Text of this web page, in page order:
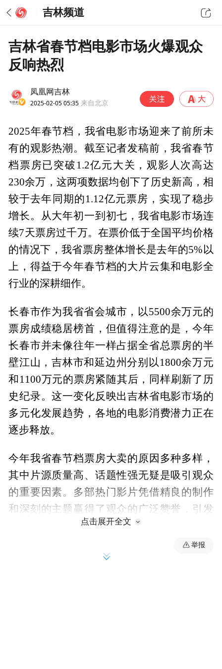
吉林频道
吉林省春节档电影市场火爆观众
反响热烈
凤凰网吉林
2025-02-05 05:35 来自北京
2025年春节档，我省电影市场迎来了前所未
有的观影热潮。截至记者发稿前，我省春节
档票房已突破1.2亿元大关，观影人次高达
230余万，这两项数据均创下了历史新高，相
较于去年同期的1.12亿元票房，实现了稳步
增长。从大年初一到初七，我省电影市场连
续7天票房过千万。在票价低于全国平均价格
的情况下，我省票房整体增长是去年的5%以
上，得益于今年春节档的大片云集和电影全
行业的深耕细作。
长春市作为我省省会城市，以5500余万元的
票房成绩稳居榜首，但值得注意的是，今年
长春市并未像往年一样占据全省总票房的半
壁江山，吉林市和延边州分别以1800余万元
和1100万元的票房紧随其后，同样刷新了历
史纪录。这一变化反映出吉林省电影市场的
多元化发展趋势，各地的电影消费潜力正在
逐步释放。
今年我省春节档票房大卖的原因多种多样，
其中片源质量高、话题性强无疑是吸引观众
的重要因素。多部热门影片凭借精良的制作
和深刻的主题赢得了观众的广泛赞誉，引发
了热烈讨论。此外，高科技影厅的兴起也为
票房增长贡献了不少力量。巨幕、杜比、
IMAX、LED等高科技影厅以其震撼的视觉效
点击展开全文
举报